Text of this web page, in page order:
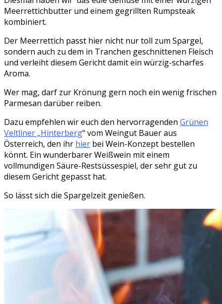
Meerrettichbutter und einem gegrillten Rumpsteak
kombiniert.
Der Meerrettich passt hier nicht nur toll zum Spargel,
sondern auch zu dem in Tranchen geschnittenen Fleisch
und verleiht diesem Gericht damit ein würzig-scharfes
Aroma.
Wer mag, darf zur Krönung gern noch ein wenig frischen
Parmesan darüber reiben.
Dazu empfehlen wir euch den hervorragenden Grünen
Veltliner „Hinterberg“ vom Weingut Bauer aus
Österreich, den ihr hier bei Wein-Konzept bestellen
könnt. Ein wunderbarer Weißwein mit einem
vollmundigen Säure-Restsüssespiel, der sehr gut zu
diesem Gericht gepasst hat.
So lässt sich die Spargelzeit genießen.